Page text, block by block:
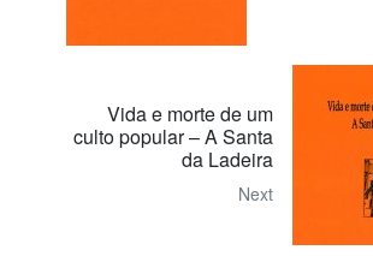
Vida e morte de um
culto popular – A Santa
da Ladeira
Next